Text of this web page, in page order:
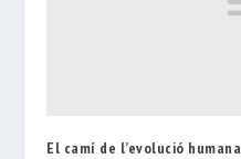
El camí de l’evolució humana